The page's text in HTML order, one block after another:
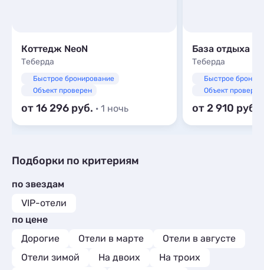
Коттедж NeoN
Теберда
Быстрое бронирование
Объект проверен
от 16 296 · 1 ночь
База отдыха
Теберда
Быстрое
Объект проверен
от 2 910
Подборки по критериям
по звездам
VIP-отели
по цене
Дорогие
Отели в марте
Отели в августе
Отели зимой
На двоих
На троих